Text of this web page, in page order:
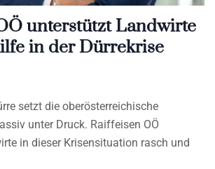
unterstützt Landwirte
in der Dürrekrise
setzt die oberösterreichische
unter Druck. Raiffeisen OÖ
in dieser Krisensituation rasch und